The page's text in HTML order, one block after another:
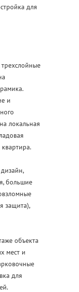
для
и
локальная
большие
защита),
объекта
мест и
для